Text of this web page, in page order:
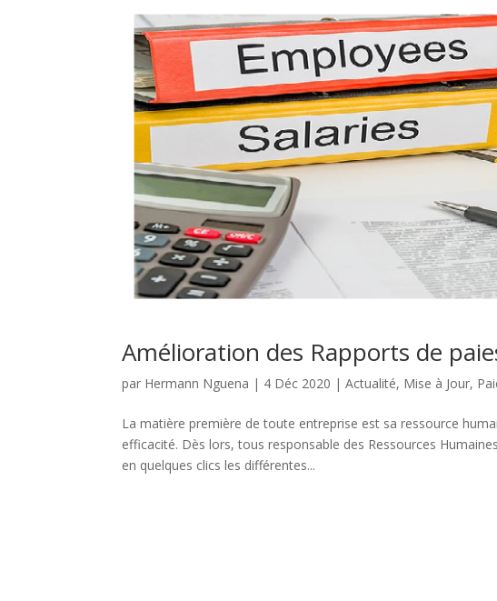
Amélioration des Rapports de
par Hermann Nguena | 4 Déc 2020 |Actualité, Mise à Jour,
La matière première de toute entreprise est sa ressource
efficacité. Dès lors, tous responsable des Ressources
en quelques clics les différentes...